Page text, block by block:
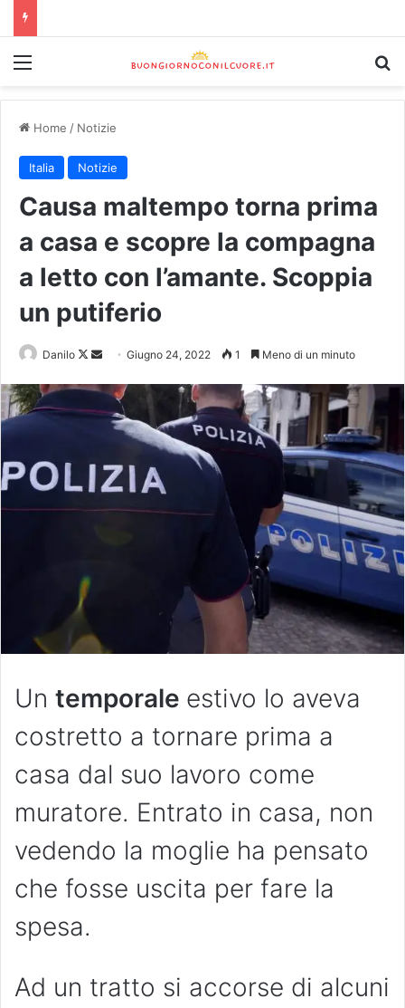
Home / Notizie
Italia Notizie
Causa maltempo torna prima
a casa e scopre la compagna
a letto con l’amante. Scoppia
un putiferio
Danilo Giugno 24, 2022 1 Meno di un minuto
Un temporale estivo lo aveva
costretto a tornare prima a
casa dal suo lavoro come
muratore. Entrato in casa, non
vedendo la moglie ha pensato
che fosse uscita per fare la
spesa.
Ad un tratto si accorse di alcuni